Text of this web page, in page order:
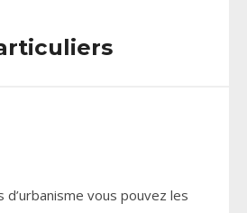
d’urbanisme vous pouvez les